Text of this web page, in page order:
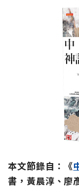
本文節錄自：《
書，黃晨淳、廖